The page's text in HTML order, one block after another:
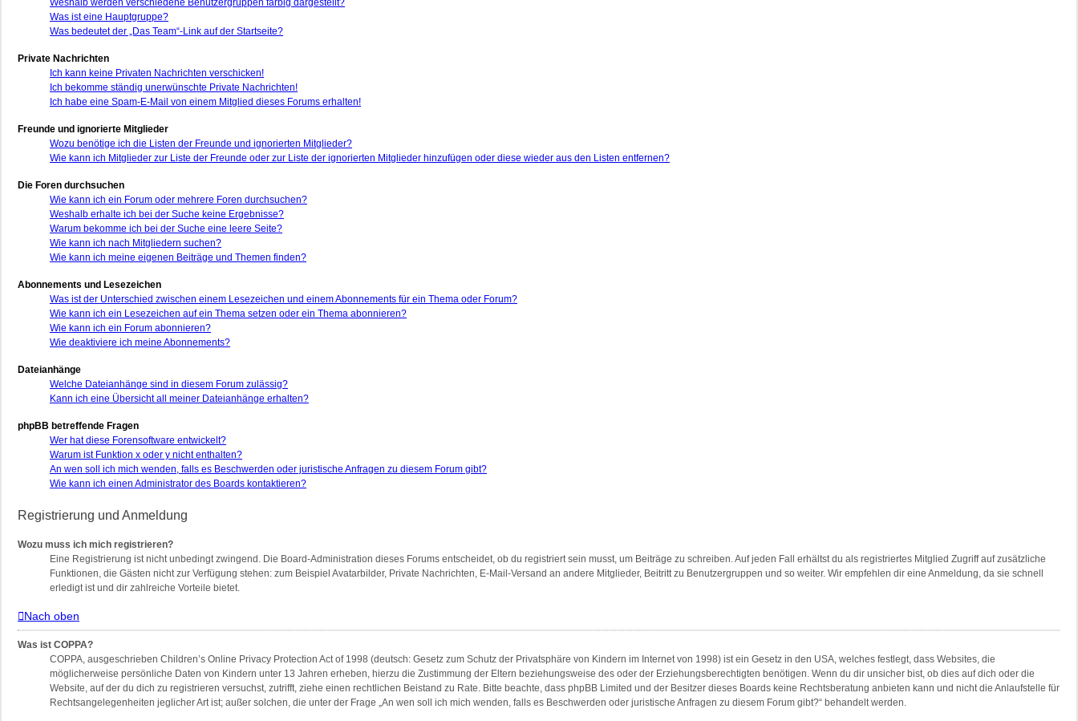
Weshalb werden verschiedene Benutzergruppen farbig dargestellt?
Was ist eine Hauptgruppe?
Was bedeutet der „Das Team“-Link auf der Startseite?
Private Nachrichten
Ich kann keine Privaten Nachrichten verschicken!
Ich bekomme ständig unerwünschte Private Nachrichten!
Ich habe eine Spam-E-Mail von einem Mitglied dieses Forums erhalten!
Freunde und ignorierte Mitglieder
Wozu benötige ich die Listen der Freunde und ignorierten Mitglieder?
Wie kann ich Mitglieder zur Liste der Freunde oder zur Liste der ignorierten Mitglieder hinzufügen oder diese wieder aus den Listen entfernen?
Die Foren durchsuchen
Wie kann ich ein Forum oder mehrere Foren durchsuchen?
Weshalb erhalte ich bei der Suche keine Ergebnisse?
Warum bekomme ich bei der Suche eine leere Seite?
Wie kann ich nach Mitgliedern suchen?
Wie kann ich meine eigenen Beiträge und Themen finden?
Abonnements und Lesezeichen
Was ist der Unterschied zwischen einem Lesezeichen und einem Abonnements für ein Thema oder Forum?
Wie kann ich ein Lesezeichen auf ein Thema setzen oder ein Thema abonnieren?
Wie kann ich ein Forum abonnieren?
Wie deaktiviere ich meine Abonnements?
Dateianhänge
Welche Dateianhänge sind in diesem Forum zulässig?
Kann ich eine Übersicht all meiner Dateianhänge erhalten?
phpBB betreffende Fragen
Wer hat diese Forensoftware entwickelt?
Warum ist Funktion x oder y nicht enthalten?
An wen soll ich mich wenden, falls es Beschwerden oder juristische Anfragen zu diesem Forum gibt?
Wie kann ich einen Administrator des Boards kontaktieren?
Registrierung und Anmeldung
Wozu muss ich mich registrieren?
Eine Registrierung ist nicht unbedingt zwingend. Die Board-Administration dieses Forums entscheidet, ob du registriert sein musst, um Beiträge zu schreiben. Auf jeden Fall erhältst du als registriertes Mitglied Zugriff auf zusätzliche
Funktionen, die Gästen nicht zur Verfügung stehen: zum Beispiel Avatarbilder, Private Nachrichten, E-Mail-Versand an andere Mitglieder, Beitritt zu Benutzergruppen und so weiter. Wir empfehlen dir eine Anmeldung, da sie schnell
erledigt ist und dir zahlreiche Vorteile bietet.
Nach oben
Was ist COPPA?
COPPA, ausgeschrieben Children’s Online Privacy Protection Act of 1998 (deutsch: Gesetz zum Schutz der Privatsphäre von Kindern im Internet von 1998) ist ein Gesetz in den USA, welches festlegt, dass Websites, die
möglicherweise persönliche Daten von Kindern unter 13 Jahren erheben, hierzu die Zustimmung der Eltern beziehungsweise des oder der Erziehungsberechtigten benötigen. Wenn du dir unsicher bist, ob dies auf dich oder die
Website, auf der du dich zu registrieren versuchst, zutrifft, ziehe einen rechtlichen Beistand zu Rate. Bitte beachte, dass phpBB Limited und der Besitzer dieses Boards keine Rechtsberatung anbieten kann und nicht die Anlaufstelle für
Rechtsangelegenheiten jeglicher Art ist; außer solchen, die unter der Frage „An wen soll ich mich wenden, falls es Beschwerden oder juristische Anfragen zu diesem Forum gibt?“ behandelt werden.